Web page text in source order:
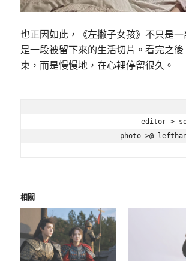
也正因如此，《左撇子女孩》不只是
是一段被留下來的生活切片。看完之
束，而是慢慢地，在心裡停留很久。
editor >
photo >@
相關